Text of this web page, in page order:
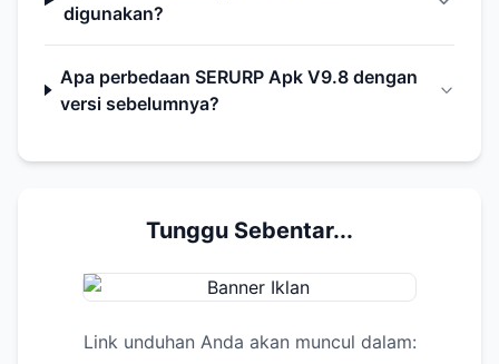
digunakan?
Apa perbedaan SERURP Apk V9.8 dengan
versi sebelumnya?
Tunggu Sebentar...
Link unduhan Anda akan muncul dalam: